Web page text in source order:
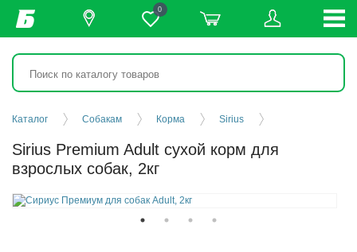
0
Каталог Собакам Корма Sirius
Sirius Premium Adult сухой корм для
взрослых собак, 2кг